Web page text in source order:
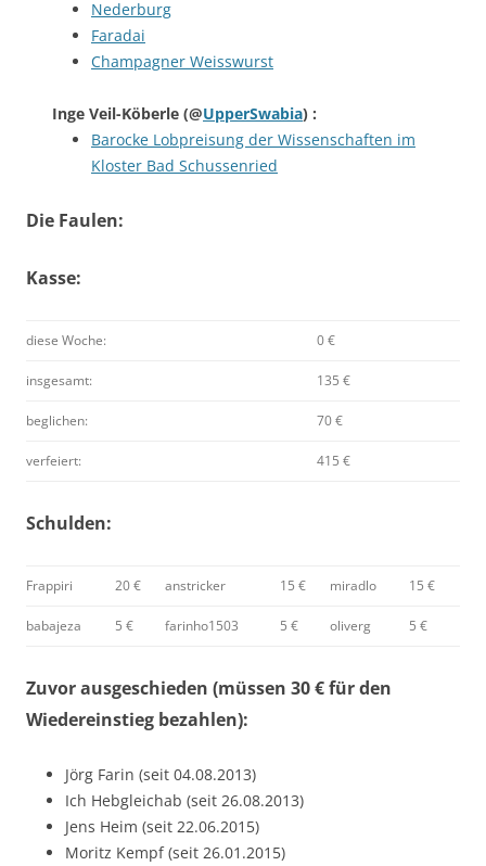
Nederburg
Faradai
Champagner Weisswurst
Inge Veil-Köberle (@UpperSwabia) :
Barocke Lobpreisung der Wissenschaften im
Kloster Bad Schussenried
Die Faulen:
Kasse:
diese Woche: 0 €
insgesamt: 135 €
beglichen: 70 €
verfeiert: 415 €
Schulden:
Frappiri 20 € anstricker 15 € miradlo 15 €
babajeza 5 € farinho1503 5 € oliverg 5 €
Zuvor ausgeschieden (müssen 30 € für den
Wiedereinstieg bezahlen):
Jörg Farin (seit 04.08.2013)
Ich Hebgleichab (seit 26.08.2013)
Jens Heim (seit 22.06.2015)
Moritz Kempf (seit 26.01.2015)